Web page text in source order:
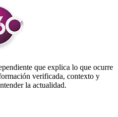
que explica lo que ocurre
verificada, contexto y
la actualidad.